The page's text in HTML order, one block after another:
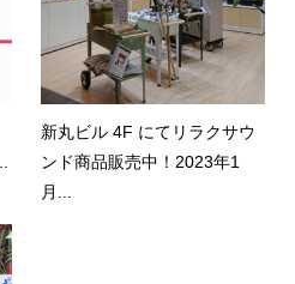
新丸ビル 4F にてリラクサウ
ンド商品販売中！2023年1
月...